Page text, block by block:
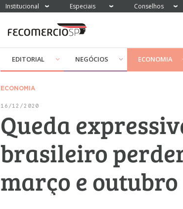
Institucional Especiais Conselhos
EDITORIAL NEGÓCIOS ECONOMIA
ECONOMIA
16/12/2020
Queda
brasileiro
março e outubro